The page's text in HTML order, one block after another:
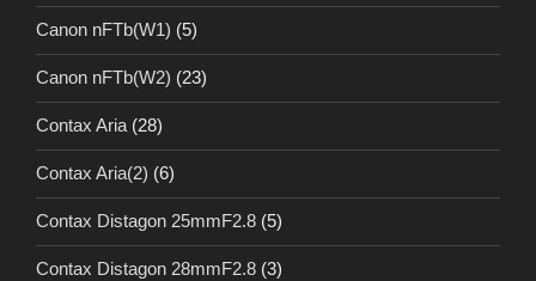
Canon nFTb(W1) (5)
Canon nFTb(W2) (23)
Contax Aria(28)
Contax Aria(2) (6)
Contax Distagon 25mmF2.8 (5)
Contax Distagon 28mmF2.8 (3)